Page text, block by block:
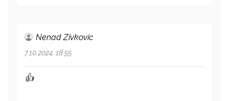
Nenad Zivkovic
7.10.2024. 18:55
👍